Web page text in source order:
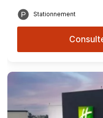
Stationnement